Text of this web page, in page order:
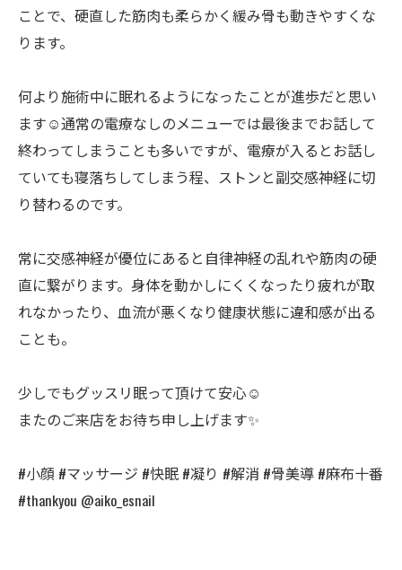
ことで、硬直した筋肉も柔らかく緩み骨も動きやすくな
ります。
何より施術中に眠れるようになったことが進歩だと思い
ます☺️通常の電療なしのメニューでは最後までお話して
終わってしまうことも多いですが、電療が入るとお話し
ていても寝落ちしてしまう程、ストンと副交感神経に切
り替わるのです。
常に交感神経が優位にあると自律神経の乱れや筋肉の硬
直に繋がります。身体を動かしにくくなったり疲れが取
れなかったり、血流が悪くなり健康状態に違和感が出る
ことも。
少しでもグッスリ眠って頂けて安心☺️
またのご来店をお待ち申し上げます✨
#小顔 #マッサージ #快眠 #凝り #解消 #骨美導 #麻布十番
#thankyou @aiko_esnail